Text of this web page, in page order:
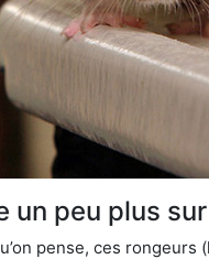
un peu plus
pense, ces